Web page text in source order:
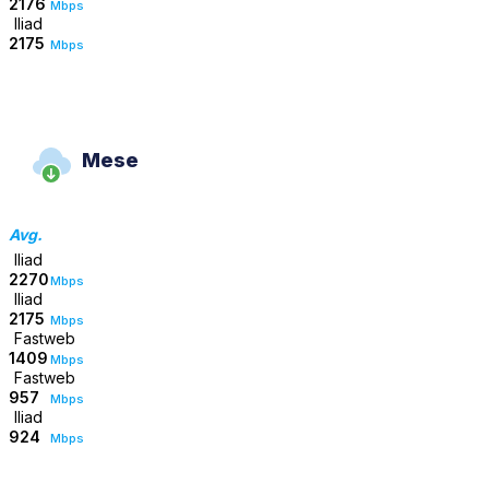
2176 Mbps
Iliad
2175 Mbps
Mese
Avg.
Iliad
2270Mbps
Iliad
2175 Mbps
Fastweb
1409 Mbps
Fastweb
957
Mbps
Iliad
924
Mbps